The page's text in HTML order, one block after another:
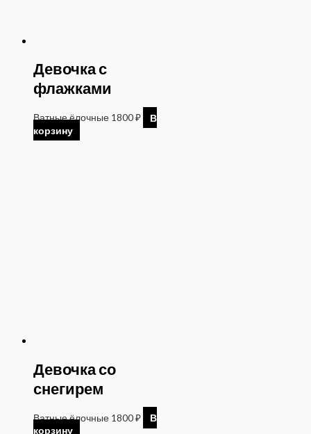
Девочка с
флажками
Ватные ёлочные 1800₽
В
корзину
Девочка со
снегирем
Ватные ёлочные 1800₽
В
корзину